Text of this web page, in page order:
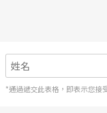
*通過遞交此表格，即表示您接